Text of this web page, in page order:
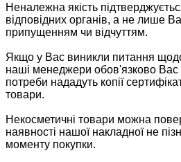
Неналежна якість
відповідних органів, а не лише
припущенням чи відчуттям.
Якщо у Вас виникли питання щодо
наші менеджери обов'язково Вас
потреби нададуть копії
товари.
Некосметичні товари можна
наявності нашої накладної не
моменту покупки.